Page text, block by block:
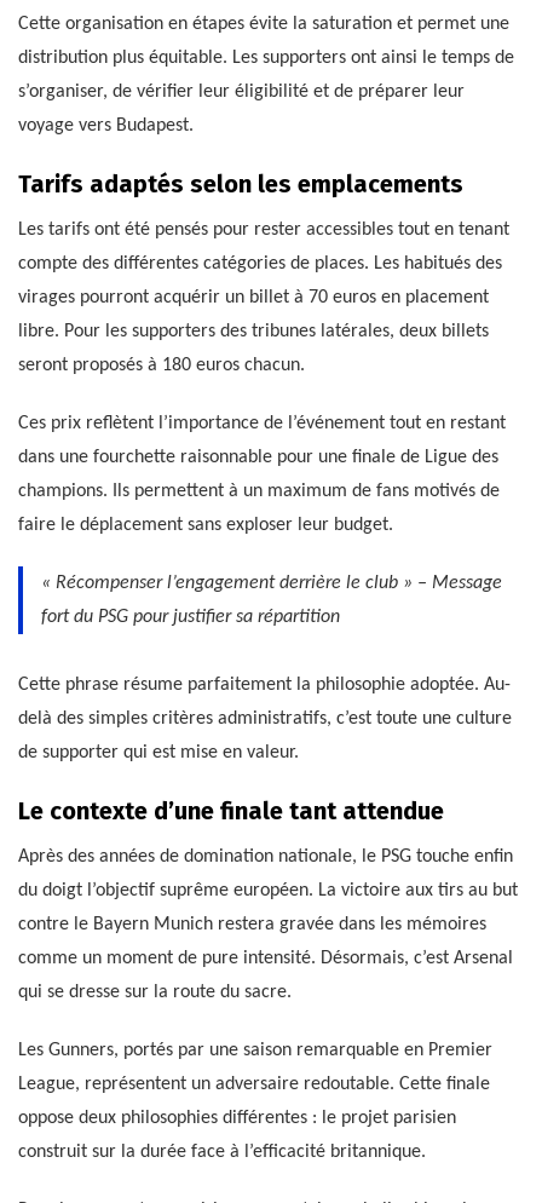
Cette organisation en étapes évite la saturation et permet une
distribution plus équitable. Les supporters ont ainsi le temps de
s’organiser, de vérifier leur éligibilité et de préparer leur
voyage vers Budapest.
Tarifs adaptés selon les emplacements
Les tarifs ont été pensés pour rester accessibles tout en tenant
compte des différentes catégories de places. Les habitués des
virages pourront acquérir un billet à 70 euros en placement
libre. Pour les supporters des tribunes latérales, deux billets
seront proposés à 180 euros chacun.
Ces prix reflètent l’importance de l’événement tout en restant
dans une fourchette raisonnable pour une finale de Ligue des
champions. Ils permettent à un maximum de fans motivés de
faire le déplacement sans exploser leur budget.
« Récompenser l’engagement derrière le club » – Message
fort du PSG pour justifier sa répartition
Cette phrase résume parfaitement la philosophie adoptée. Au-
delà des simples critères administratifs, c’est toute une culture
de supporter qui est mise en valeur.
Le contexte d’une finale tant attendue
Après des années de domination nationale, le PSG touche enfin
du doigt l’objectif suprême européen. La victoire aux tirs au but
contre le Bayern Munich restera gravée dans les mémoires
comme un moment de pure intensité. Désormais, c’est Arsenal
qui se dresse sur la route du sacre.
Les Gunners, portés par une saison remarquable en Premier
League, représentent un adversaire redoutable. Cette finale
oppose deux philosophies différentes : le projet parisien
construit sur la durée face à l’efficacité britannique.